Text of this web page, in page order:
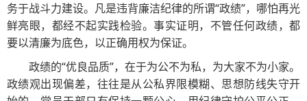
务于战斗力建设。凡是违背廉洁纪律的所谓“政绩”，哪怕再光
鲜亮眼，都经不起实践检验。事实证明，不管任何政绩，都
要以清廉为底色，以正确用权为保证。
政绩的“优良品质”，在于为公不为私，为大家不为小家。
政绩观出现偏差，往往是从公私界限模糊、思想防线失守开